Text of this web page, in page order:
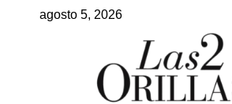
agosto 5, 2026